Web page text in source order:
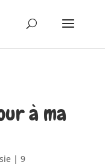
à ma
| 9